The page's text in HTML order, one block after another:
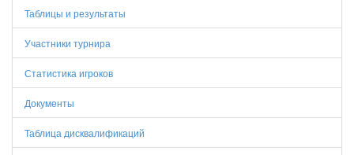
Таблицы и результаты
Участники турнира
Статистика игроков
Документы
Таблица дисквалификаций